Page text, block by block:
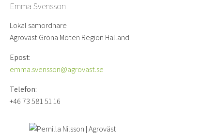
Emma Svensson
Lokal samordnare
Agroväst Gröna Möten Region Halland
Epost:
emma.svensson@agrovast.se
Telefon:
+46 73 581 51 16